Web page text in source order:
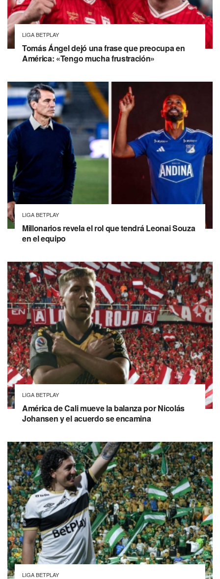
LIGA BETPLAY
Tomás Ángel dejó una frase que preocupa en
América: «Tengo mucha frustración»
LIGA BETPLAY
Millonarios revela el rol que tendrá Leonai Souza
en el equipo
LIGA BETPLAY
América de Cali mueve la balanza por Nicolás
Johansen y el acuerdo se encamina
LIGA BETPLAY